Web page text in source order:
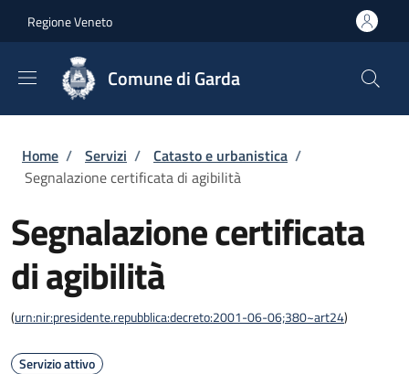
Regione Veneto
Comune di Garda
Briciole di pane
Home / Servizi / Catasto e urbanistica /
Segnalazione certificata di agibilità
Segnalazione certificata
di agibilità
(urn:nir:presidente.repubblica:decreto:2001-06-06;380~art24)
Servizio attivo